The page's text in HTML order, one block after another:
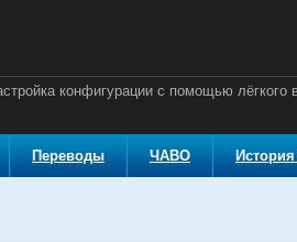
конфигурации с помощью лёгкого
Переводы ЧАВО